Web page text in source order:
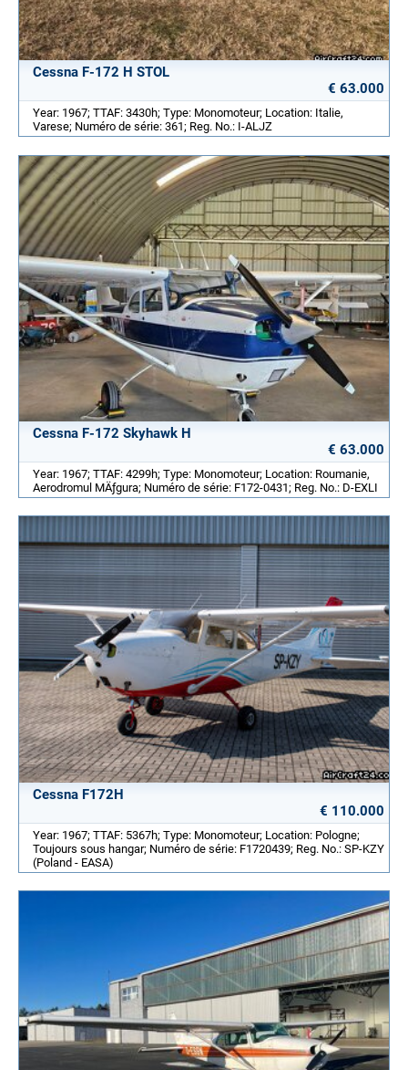
Cessna F-172 H STOL
€ 63.000
Year: 1967; TTAF: 3430h; Type: Monomoteur; Location: Italie,
Varese; Numéro de série: 361; Reg. No.: I-ALJZ
Cessna F-172 Skyhawk H
€ 63.000
Year: 1967; TTAF: 4299h; Type: Monomoteur; Location: Roumanie,
Aerodromul MÄƒgura; Numéro de série: F172-0431; Reg. No.: D-EXLI
Cessna F172H
€ 110.000
Year: 1967; TTAF: 5367h; Type: Monomoteur; Location: Pologne;
Toujours sous hangar; Numéro de série: F1720439; Reg. No.: SP-KZY
(Poland - EASA)